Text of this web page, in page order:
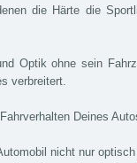
die Härte die
Optik ohne sein
verbreitert.
Deines
nicht nur